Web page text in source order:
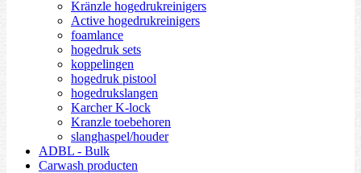
Kränzle hogedrukreinigers
Active hogedrukreinigers
foamlance
hogedruk sets
koppelingen
hogedruk pistool
hogedrukslangen
Karcher K-lock
Kranzle toebehoren
slanghaspel/houder
ADBL - Bulk
Carwash producten